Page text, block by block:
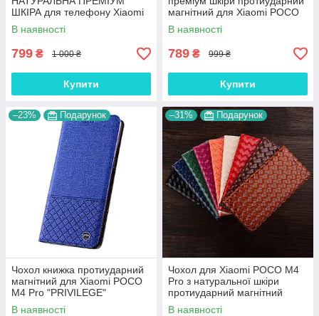
ШКІРА для телефону Xiaomi
POCO M4 Pro "FLOTAR"
В наявності
799 ₴ 1 000 ₴
Купити
магнітний для Xiaomi POCO
M4 Pro "CROCODILE"
В наявності
789 ₴ 999 ₴
Купити
–23% Подарунок
Чохол книжка протиударний
магнітний для Xiaomi POCO
M4 Pro "PRIVILEGE"
В наявності
–31% Подарунок
Чохол для Xiaomi POCO M4
Pro з натуральної шкіри
протиударний магнітний
книжка з підставкою
В наявності